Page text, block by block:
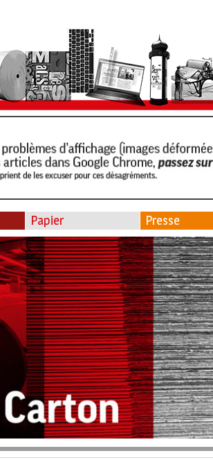
Papier Presse